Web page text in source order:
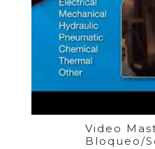
Video
Bloqueo/